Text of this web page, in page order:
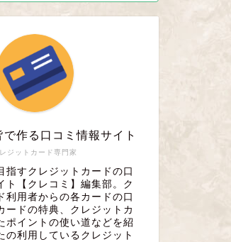
ジットカード専門家
で作る口コミ情報サイト
指すクレジットカードの口
ト【クレコミ】編集部。ク
利用者からの各カードの口
ードの特典、クレジットカ
ポイントの使い道などを紹
の利用しているクレジット